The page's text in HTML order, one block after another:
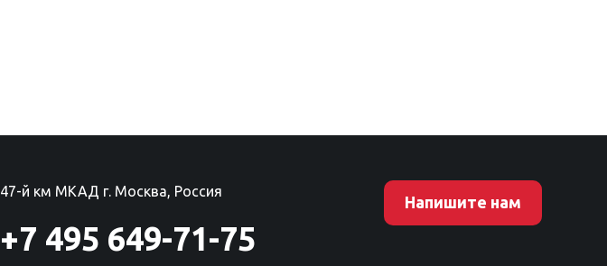
47-й км МКАД г. Москва, Россия
+7 495 649-71-75
Напишите нам